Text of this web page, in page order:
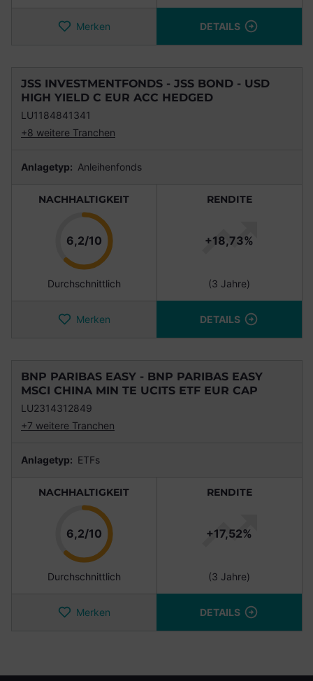
Merken DETAILS
JSS INVESTMENTFONDS - JSS BOND - USD
HIGH YIELD C EUR ACC HEDGED
LU1184841341
+8 weitere Tranchen
Anlagetyp: Anleihenfonds
NACHHALTIGKEIT
6,2/10Punkte
Durchschnittlich
RENDITE
+18,73%
(3 Jahre)
Merken DETAILS
BNP PARIBAS EASY - BNP PARIBAS EASY
MSCI CHINA MIN TE UCITS ETF EUR CAP
LU2314312849
+7 weitere Tranchen
Anlagetyp: ETFs
NACHHALTIGKEIT
6,2/10Punkte
Durchschnittlich
RENDITE
+17,52%
(3 Jahre)
Merken DETAILS